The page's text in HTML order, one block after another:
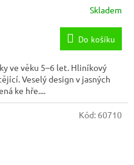
Skladem
Do košíku
ve věku 5–6 let. Hliníkový
Veselý design v jasných
ke hře....
Kód: 60710